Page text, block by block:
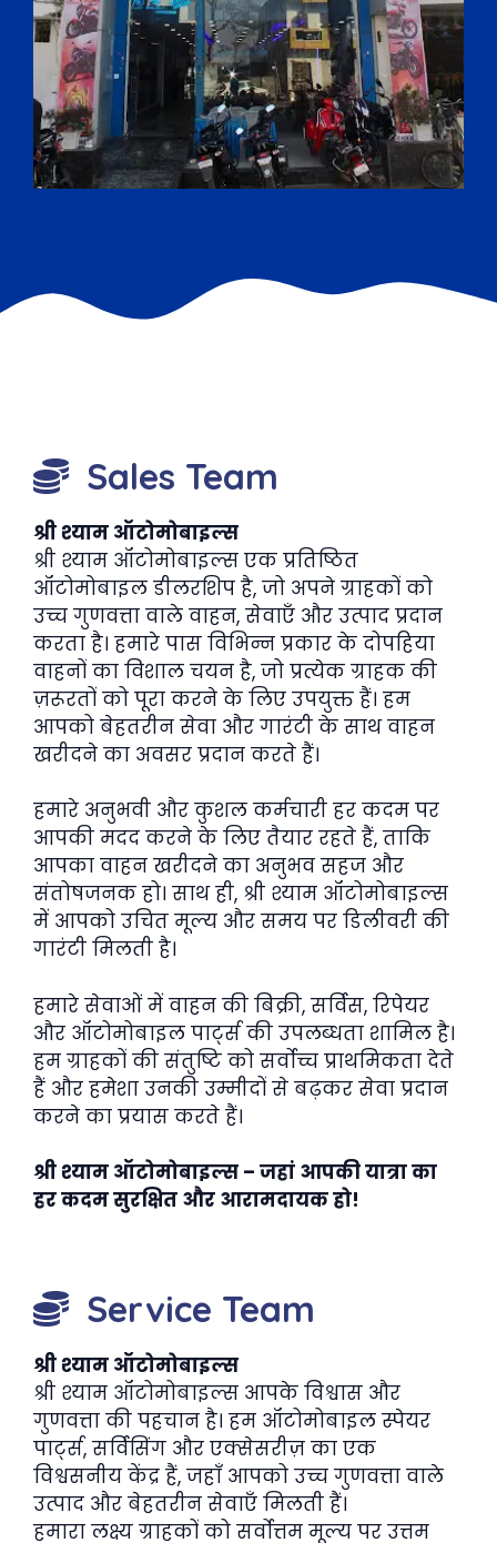
Sales Team
श्री श्याम ऑटोमोबाइल्स
श्री श्याम ऑटोमोबाइल्स एक प्रतिष्ठित
ऑटोमोबाइल डीलरशिप है, जो अपने ग्राहकों को
उच्च गुणवत्ता वाले वाहन, सेवाएँ और उत्पाद प्रदान
करता है। हमारे पास विभिन्न प्रकार के दोपहिया
वाहनों का विशाल चयन है, जो प्रत्येक ग्राहक की
ज़रूरतों को पूरा करने के लिए उपयुक्त हैं। हम
आपको बेहतरीन सेवा और गारंटी के साथ वाहन
खरीदने का अवसर प्रदान करते हैं।
हमारे अनुभवी और कुशल कर्मचारी हर कदम पर
आपकी मदद करने के लिए तैयार रहते हैं, ताकि
आपका वाहन खरीदने का अनुभव सहज और
संतोषजनक हो। साथ ही, श्री श्याम ऑटोमोबाइल्स
में आपको उचित मूल्य और समय पर डिलीवरी की
गारंटी मिलती है।
हमारे सेवाओं में वाहन की बिक्री, सर्विस, रिपेयर
और ऑटोमोबाइल पार्ट्स की उपलब्धता शामिल है।
हम ग्राहकों की संतुष्टि को सर्वोच्च प्राथमिकता देते
हैं और हमेशा उनकी उम्मीदों से बढ़कर सेवा प्रदान
करने का प्रयास करते हैं।
श्री श्याम ऑटोमोबाइल्स – जहां आपकी यात्रा का
हर कदम सुरक्षित और आरामदायक हो!
Service Team
श्री श्याम ऑटोमोबाइल्स
श्री श्याम ऑटोमोबाइल्स आपके विश्वास और
गुणवत्ता की पहचान है। हम ऑटोमोबाइल स्पेयर
पार्ट्स, सर्विसिंग और एक्सेसरीज़ का एक
विश्वसनीय केंद्र हैं, जहाँ आपको उच्च गुणवत्ता वाले
उत्पाद और बेहतरीन सेवाएँ मिलती हैं।
हमारा लक्ष्य ग्राहकों को सर्वोत्तम मूल्य पर उत्तम